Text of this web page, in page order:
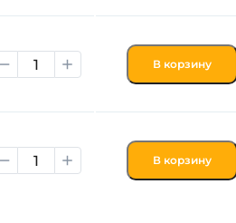
В корзину
В корзину